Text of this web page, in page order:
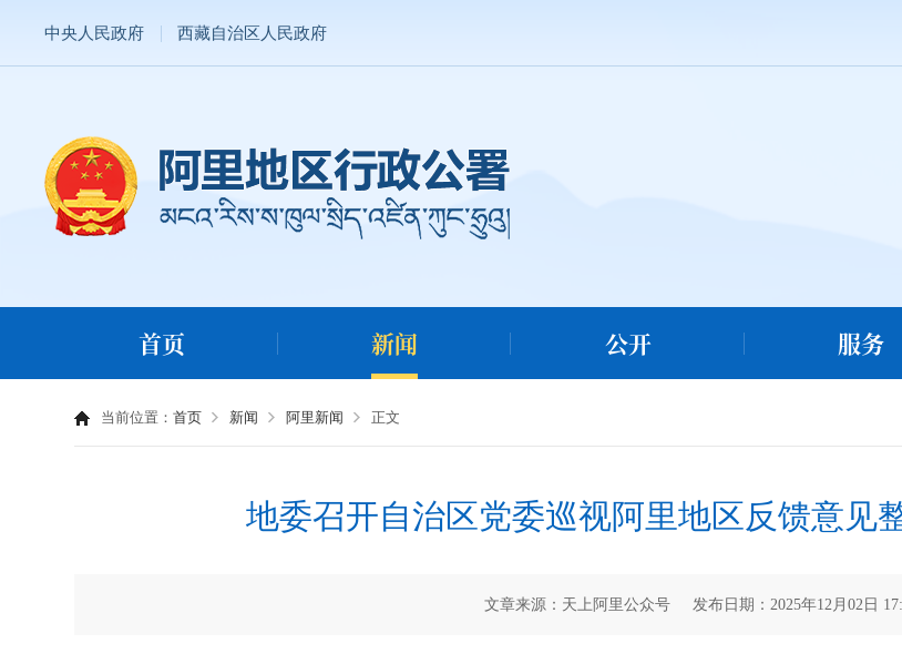
中央人民政府 西藏自治区人民政府
首页 新闻 公开 服务
当前位置：首页 新闻 阿里新闻 正文
地委召开自治区党委巡视阿里地区反馈意见
文章来源：天上阿里公众号 发布日期：2025年12月02日